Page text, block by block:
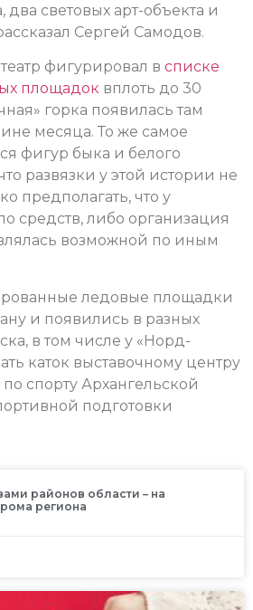
два световых арт-объекта и
Сергей Самодов.
фигурировал в списке
площадок вплоть до 30
горка появилась там
месяца. То же самое
фигур быка и белого
развязки у этой истории не
предполагать, что у
средств, либо организация
возможной по иным
ледовые площадки
и появились в разных
в том числе у «Норд-
каток выставочному центру
по спорту Архангельской
подготовки
районов области – на
региона